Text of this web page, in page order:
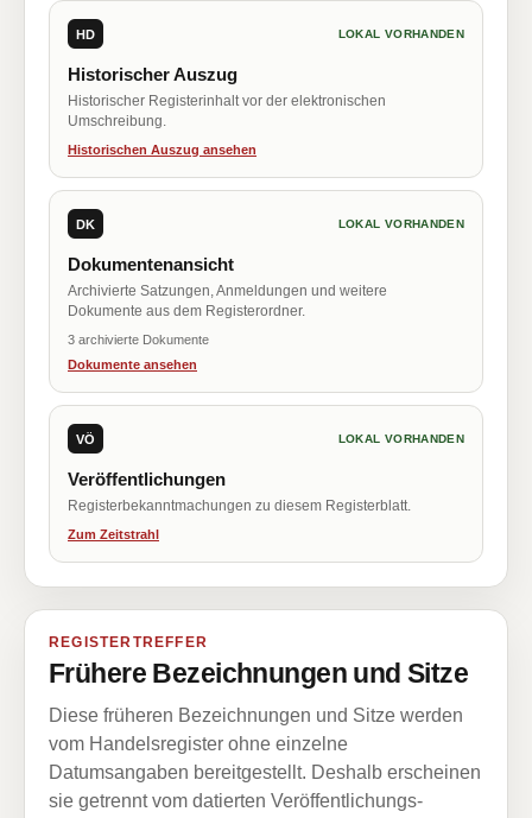
HD LOKAL VORHANDEN
Historischer Auszug
Historischer Registerinhalt vor der elektronischen
Umschreibung.
Historischen Auszug ansehen
DK LOKAL VORHANDEN
Dokumentenansicht
Archivierte Satzungen, Anmeldungen und weitere
Dokumente aus dem Registerordner.
3 archivierte Dokumente
Dokumente ansehen
VÖ LOKAL VORHANDEN
Veröffentlichungen
Registerbekanntmachungen zu diesem Registerblatt.
Zum Zeitstrahl
REGISTERTREFFER
Frühere Bezeichnungen und Sitze
Diese früheren Bezeichnungen und Sitze werden
vom Handelsregister ohne einzelne
Datumsangaben bereitgestellt. Deshalb erscheinen
sie getrennt vom datierten Veröffentlichungs-